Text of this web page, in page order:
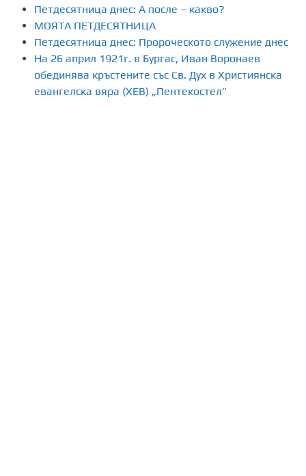
Петдесятница днес: А после – какво?
МОЯТА ПЕТДЕСЯТНИЦА
Петдесятница днес: Пророческото служение днес
На 26 април 1921г. в Бургас, Иван Воронаев
обединява кръстените със Св. Дух в Християнска
евангелска вяра (ХЕВ) „Пентекостел”